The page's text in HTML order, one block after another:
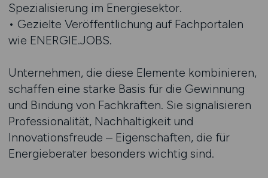
Spezialisierung im Energiesektor.
• Gezielte Veröffentlichung auf Fachportalen
wie ENERGIE.JOBS.
Unternehmen, die diese Elemente kombinieren,
schaffen eine starke Basis für die Gewinnung
und Bindung von Fachkräften. Sie signalisieren
Professionalität, Nachhaltigkeit und
Innovationsfreude – Eigenschaften, die für
Energieberater besonders wichtig sind.